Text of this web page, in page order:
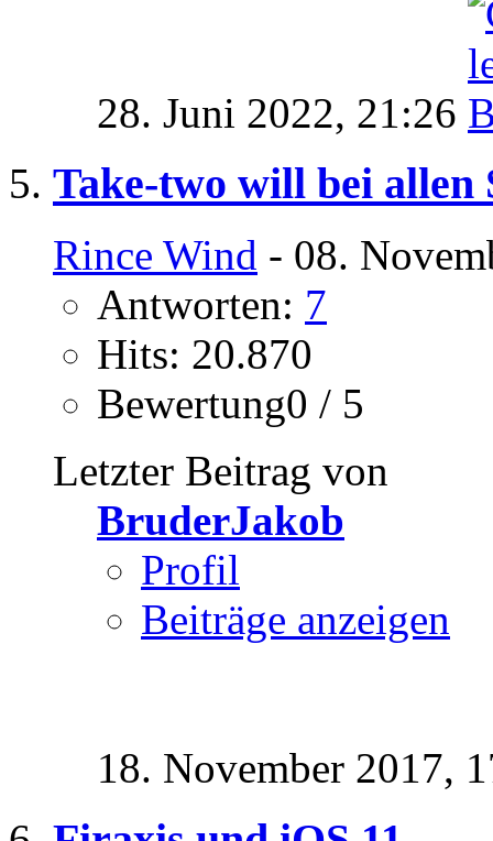
28. Juni 2022, 21:26
Take-two will bei allen
Rince Wind - 08.
Antworten: 7
Hits: 20.870
Bewertung0 / 5
Letzter Beitrag von
BruderJakob
Profil
Beiträge anzeigen
18. November 2017,